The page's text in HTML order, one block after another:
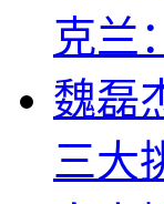
克兰
魏磊
三大